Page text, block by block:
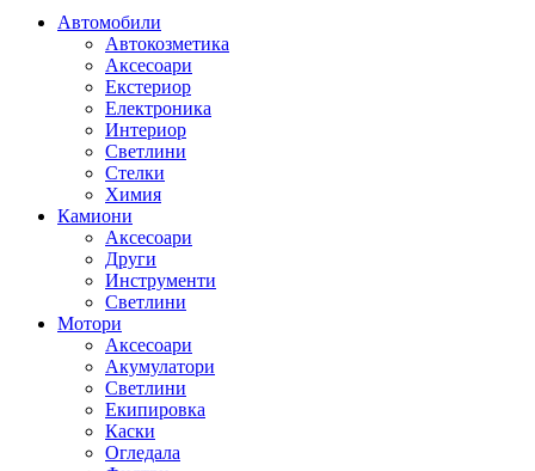
Автомобили
Автокозметика
Аксесоари
Екстериор
Електроника
Интериор
Светлини
Стелки
Химия
Камиони
Аксесоари
Други
Инструменти
Светлини
Мотори
Аксесоари
Акумулатори
Светлини
Екипировка
Каски
Огледала